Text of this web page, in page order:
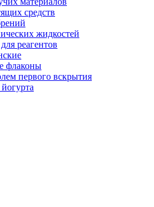
средств
жидкостей
реагентов
флаконы
первого вскрытия